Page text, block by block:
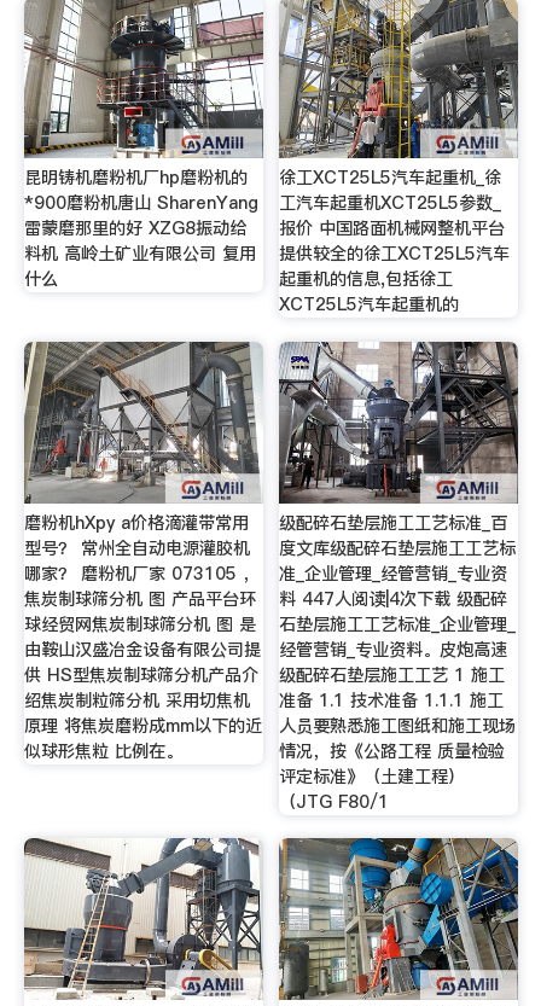
昆明铸机磨粉机厂hp磨粉机的
*900磨粉机唐山 SharenYang
雷蒙磨那里的好 XZG8振动给
料机 高岭土矿业有限公司 复用
什么
徐工XCT25L5汽车起重机_徐
工汽车起重机XCT25L5参数_
报价 中国路面机械网整机平台
提供较全的徐工XCT25L5汽车
起重机的信息,包括徐工
XCT25L5汽车起重机的
磨粉机hXpy a价格滴灌带常用
型号？ 常州全自动电源灌胶机
哪家？ 磨粉机厂家 073105 ，
焦炭制球筛分机 图 产品平台环
球经贸网焦炭制球筛分机 图 是
由鞍山汉盛冶金设备有限公司提
供 HS型焦炭制球筛分机产品介
绍焦炭制粒筛分机 采用切焦机
原理 将焦炭磨粉成mm以下的近
似球形焦粒 比例在。
级配碎石垫层施工工艺标准_百
度文库级配碎石垫层施工工艺标
准_企业管理_经管营销_专业资
料 447人阅读|4次下载 级配碎
石垫层施工工艺标准_企业管理_
经管营销_专业资料。皮炮高速
级配碎石垫层施工工艺 1 施工
准备 1.1 技术准备 1.1.1 施工
人员要熟悉施工图纸和施工现场
情况，按《公路工程 质量检验
评定标准》（土建工程）
（JTG F80/1